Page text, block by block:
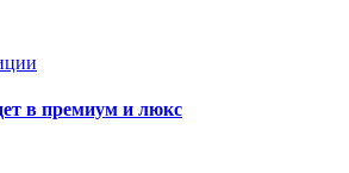
в премиум и люкс